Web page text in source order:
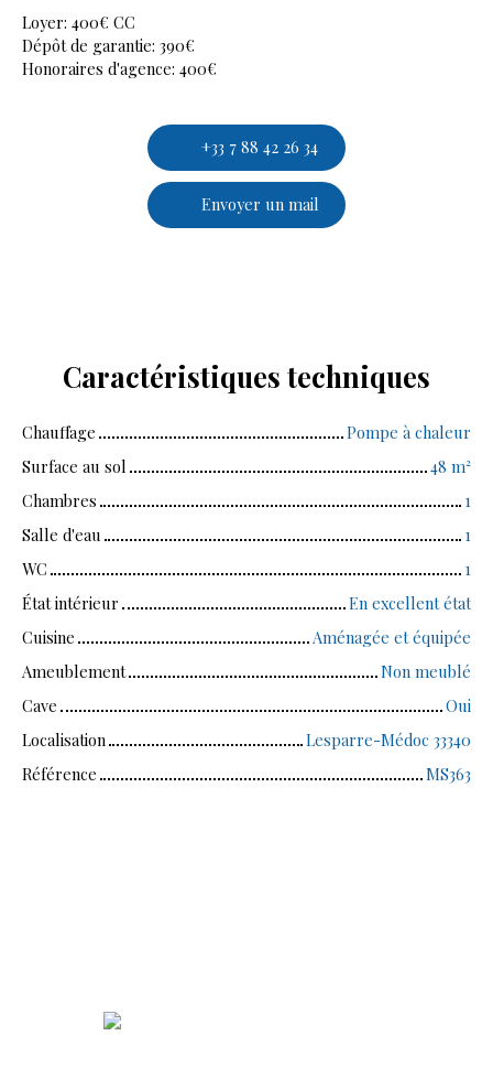
Loyer: 400€ CC
Dépôt de garantie: 390€
Honoraires d'agence: 400€
+33 7 88 42 26 34
Envoyer un mail
Caractéristiques techniques
Chauffage
Pompe à chaleur
Surface au sol
48 m²
Chambres
1
Salle d'eau
1
WC
1
État intérieur
En excellent état
Cuisine
Aménagée et équipée
Ameublement
Non meublé
Cave
Oui
Localisation
Lesparre-Médoc 33340
Référence
MS363